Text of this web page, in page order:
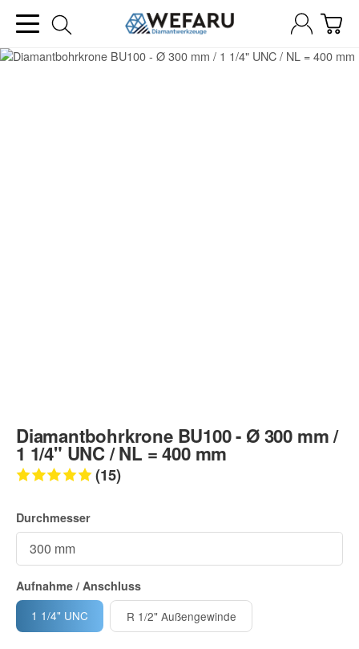
Diamantbohrkrone BU100 - Ø 300 mm /
1 1/4" UNC / NL = 400 mm
(15)
Durchmesser
Aufnahme / Anschluss
1 1/4" UNC
R 1/2" Außengewinde